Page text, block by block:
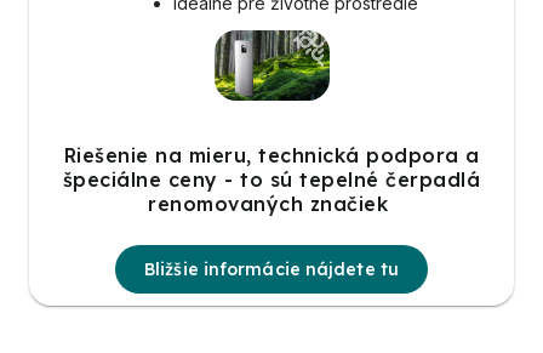
Riešenie na mieru, technická podpora a
špeciálne ceny - to sú tepelné čerpadlá
renomovaných značiek
Bližšie informácie nájdete tu